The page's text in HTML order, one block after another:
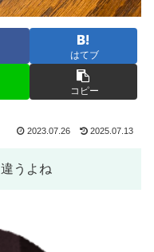
はてブ
コピー
2023.07.26 2025.07.13
うよね